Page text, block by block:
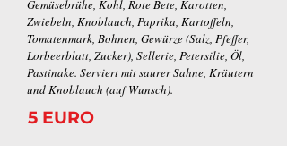
Gemüsebrühe, Kohl, Rote Bete, Karotten,
Zwiebeln, Knoblauch, Paprika, Kartoffeln,
Tomatenmark, Bohnen, Gewürze (Salz, Pfeffer,
Lorbeerblatt, Zucker), Sellerie, Petersilie, Öl,
Pastinake. Serviert mit saurer Sahne, Kräutern
und Knoblauch (auf Wunsch).
5 EURO